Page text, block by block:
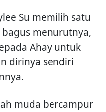
Su memilih satu
menurutnya,
Ahay untuk
dirinya sendiri
muda bercampur